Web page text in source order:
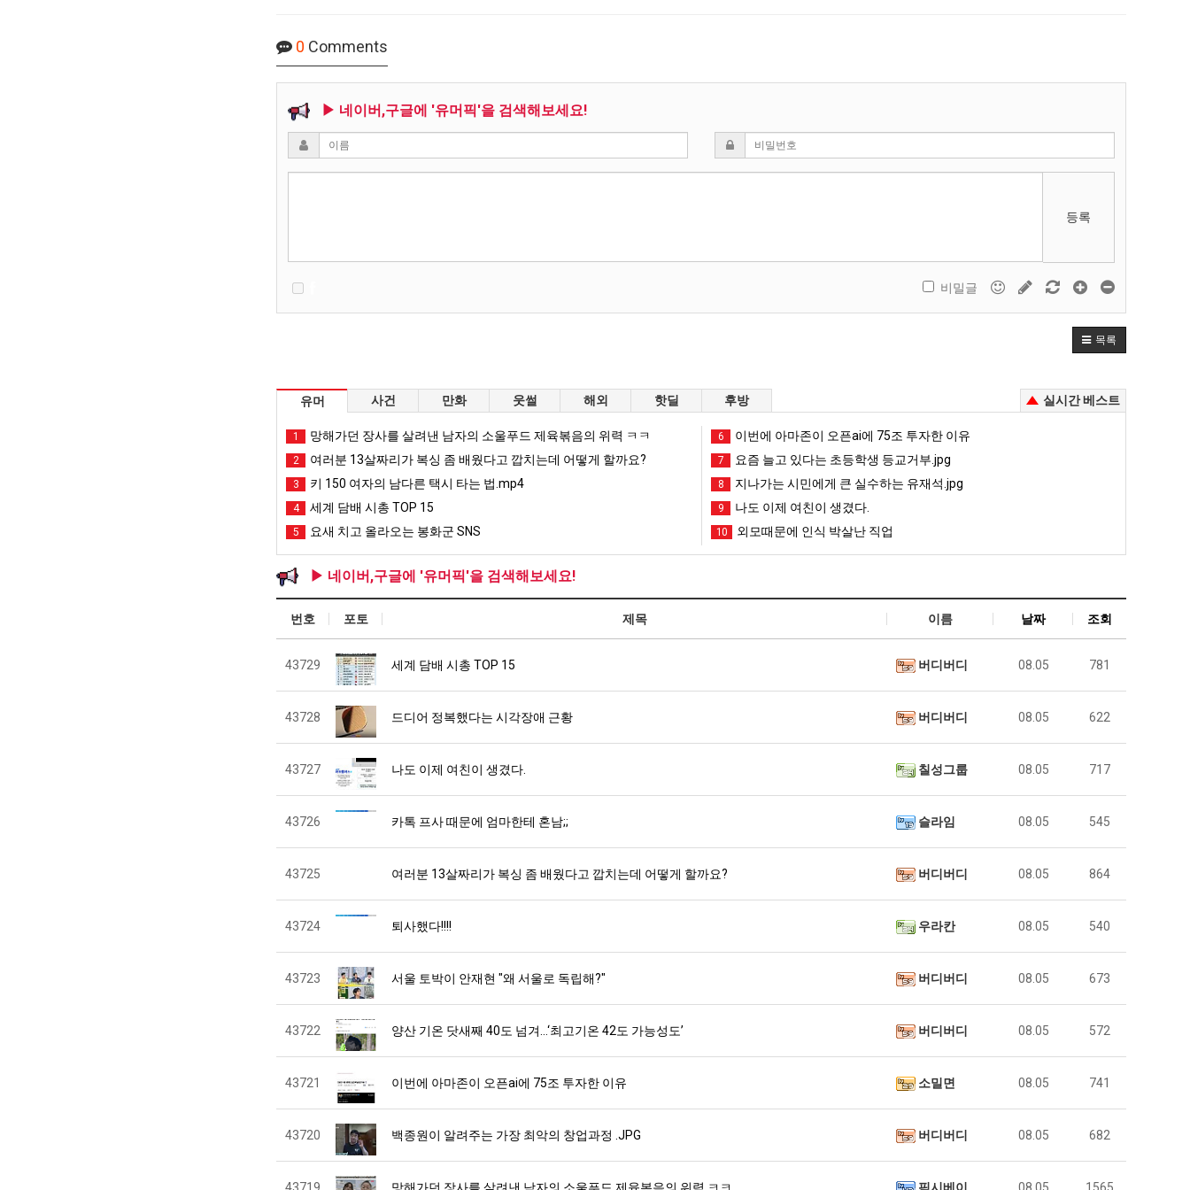
0 Comments
▶ 네이버,구글에 '유머픽'을 검색해보세요!
등록
비밀글
목록
유머 사건 만화 웃썰 해외 핫딜 후방 실시간 베스트
1 망해가던 장사를 살려낸 남자의 소울푸드 제육볶음의 위력 ㅋㅋ
2 여러분 13살짜리가 복싱 좀 배웠다고 깝치는데 어떻게 할까요?
3 키 150 여자의 남다른 택시 타는 법.mp4
4 세계 담배 시총 TOP 15
5 요새 치고 올라오는 봉화군 SNS
6 이번에 아마존이 오픈ai에 75조 투자한 이유
7 요즘 늘고 있다는 초등학생 등교거부.jpg
8 지나가는 시민에게 큰 실수하는 유재석.jpg
9 나도 이제 여친이 생겼다.
10 외모때문에 인식 박살난 직업
▶ 네이버,구글에 '유머픽'을 검색해보세요!
번호 포토 제목 이름 날짜 조회
43729 세계 담배 시총 TOP 15 버디버디 08.05 781
43728 드디어 정복했다는 시각장애 근황 버디버디 08.05 622
43727 나도 이제 여친이 생겼다. 칠성그룹 08.05 717
43726 카톡 프사 때문에 엄마한테 혼남;; 슬라임 08.05 545
43725 여러분 13살짜리가 복싱 좀 배웠다고 깝치는데 어떻게 할까요? 버디버디 08.05 864
43724 퇴사했다!!!! 우라칸 08.05 540
43723 서울 토박이 안재현 "왜 서울로 독립해?" 버디버디 08.05 673
43722 양산 기온 닷새째 40도 넘겨…‘최고기온 42도 가능성도’ 버디버디 08.05 572
43721 이번에 아마존이 오픈ai에 75조 투자한 이유 소밀면 08.05 741
43720 백종원이 알려주는 가장 최악의 창업과정 .JPG 버디버디 08.05 682
43719 망해가던 장사를 살려낸 남자의 소울푸드 제육볶음의 위력 ㅋㅋ 픽시베이 08.05 1565